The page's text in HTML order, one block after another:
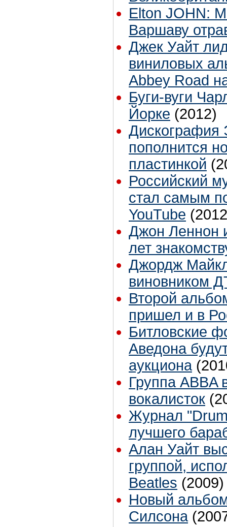
Elton JOHN:
Варшаву
Джек Уайт
виниловых
Abbey Road
Буги-вуги
Йорке (2012)
Дискография
пополнится
пластинкой
Российский
стал самым
YouTube
Джон Леннон
лет
Джордж
виновником
Второй
пришел и в
Битловские
Аведона
аукциона
Группа ABBA
вокалисток
Журнал
лучшего
Алан Уайт
группой,
Beatles (2009)
Новый
Силсона